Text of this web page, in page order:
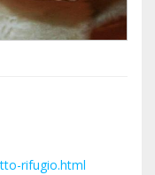
rifugio.html